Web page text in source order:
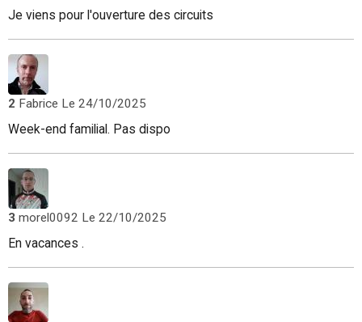
Je viens pour l'ouverture des circuits
2 Fabrice Le 24/10/2025
Week-end familial. Pas dispo
3 morel0092 Le 22/10/2025
En vacances .